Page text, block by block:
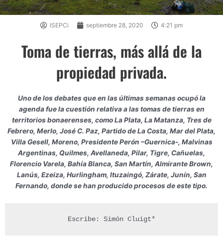
ISEPCi septiembre 28, 2020 4:21 pm
Toma de tierras, más allá de la
propiedad privada.
Uno de los debates que en las últimas semanas ocupó la
agenda fue la cuestión relativa a las tomas de tierras en
territorios bonaerenses, como La Plata, La Matanza, Tres de
Febrero, Merlo, José C. Paz, Partido de La Costa, Mar del Plata,
Villa Gesell, Moreno, Presidente Perón –Guernica-, Malvinas
Argentinas, Quilmes, Avellaneda, Pilar, Tigre, Cañuelas,
Florencio Varela, Bahía Blanca, San Martín, Almirante Brown,
Lanús, Ezeiza, Hurlingham, Ituzaingó, Zárate, Junín, San
Fernando, donde se han producido procesos de este tipo.
Escribe: Simón Cluigt*